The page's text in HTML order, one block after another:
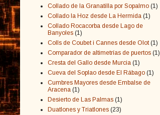
Collado de la Granatilla por Sopalmo (1)
Collado la Hoz desde La Hermida (1)
Collado Rocacorba desde Lago de
Banyoles (1)
Colls de Coubet i Cannes desde Olot (1)
Comparador de altimetrías de puertos (1)
Cresta del Gallo desde Murcia (1)
Cueva del Soplao desde El Rábago (1)
Cumbres Mayores desde Embalse de
Aracena (1)
Desierto de Las Palmas (1)
Duatlones y Triatlones (23)